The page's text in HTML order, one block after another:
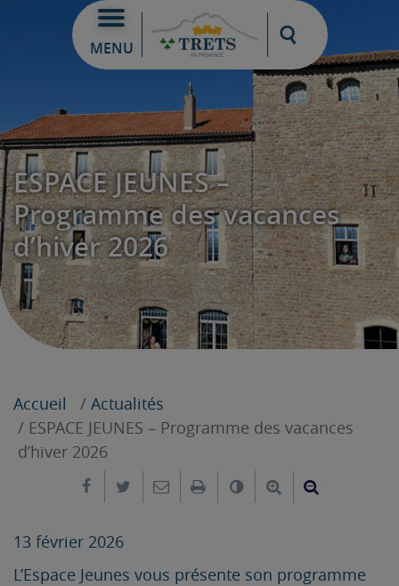
MENU
Moteur de
ESPACE JEUNES –
Programme des vacances
d’hiver 2026
Accueil
Actualités
ESPACE JEUNES – Programme des vacances
d’hiver 2026
Partager sur Facebook
Partager sur Twitter
Envoyer par e-mail
ImprimerChanger leAgrandir le
13 février 2026
L’Espace Jeunes vous présente son programme